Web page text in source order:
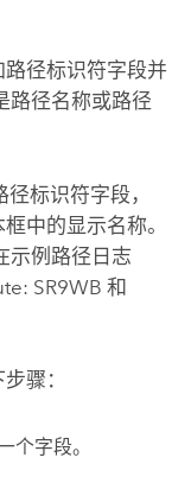
径标识符字段并
路径名称或路径
标识符字段，
中的显示名称。
示例路径日志
SR9WB 和
骤：
个字段。